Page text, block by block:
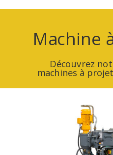
Machine
Découvrez
machines à